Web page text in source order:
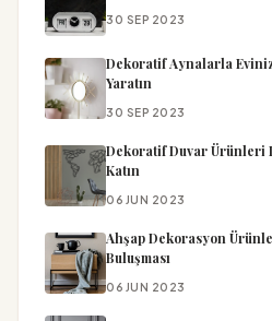
30 SEP 2023
Dekoratif Aynalarla
Yaratın
30 SEP 2023
Dekoratif Duvar Ürünleri
Katın
06 JUN 2023
Ahşap Dekorasyon
Buluşması
06 JUN 2023